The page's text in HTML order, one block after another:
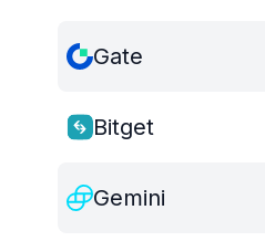
Gate
Bitget
Gemini